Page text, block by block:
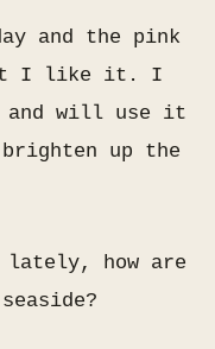
and the pink
I like it. I
and will use it
up the
how are